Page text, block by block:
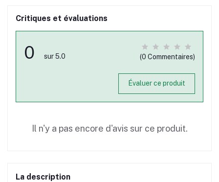
Critiques et évaluations
0 sur 5.0 (0 Commentaires)
Évaluer ce produit
Il n'y a pas encore d'avis sur ce produit.
La description